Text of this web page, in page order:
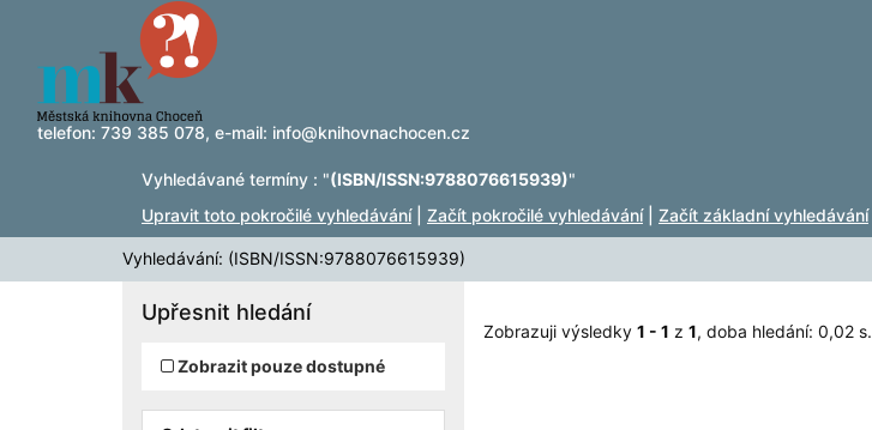
Zobrazuji výsledky1 - 1z1
Přeskočit na obsah
telefon: 739 385 078, e-mail: info@knihovnachocen.cz
Vyhledávané termíny : "(ISBN/ISSN:9788076615939)"
Upravit toto pokročilé vyhledávání| Začít pokročilé vyhledávání| Začít základní vyhledávání
Vyhledávání: (ISBN/ISSN:9788076615939)
Zobrazuji výsledky 1 - 1 z 1, doba hledání: 0,02 s.
Upřesnit hledání
Zobrazit pouze dostupné